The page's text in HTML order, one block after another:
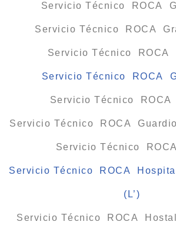
Servicio Técnico ROCA
Servicio Técnico ROCA
Servicio Técnico ROCA
Servicio Técnico ROCA
Servicio Técnico ROCA
Servicio Técnico ROCA
Servicio Técnico
Servicio Técnico ROCA
(L’)
Servicio Técnico ROCA